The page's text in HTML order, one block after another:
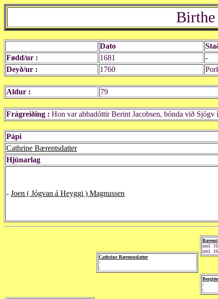
Birthe
Dato
Fødd/ur :
1681
-
Deyð/ur :
1760
Aldur : 79
Frágreiðing : Hon var abbadóttir Berint Jacobsen, bónda við
Pápi
Cathrine Bærentsdatter
Hjúnarlag
- Joen ( Jógvan á Heyggi ) Magnussen
Cathrine Bærentsdatter
-
-
Bærent
uml.
uml.
-
-